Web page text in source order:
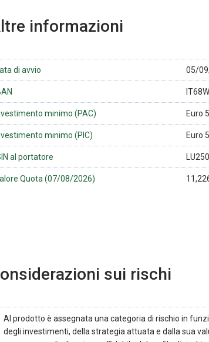
informazioni
di avvio 05/
minimo (PAC) Euro
minimo (PIC) Euro
al portatore
Quota (07/08/2026)
sui rischi
Al prodotto è assegnata una categoria di rischio in
degli investimenti, della strategia attuata e dalla sua